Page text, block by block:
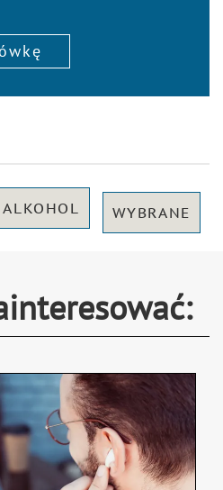
WYBRANE